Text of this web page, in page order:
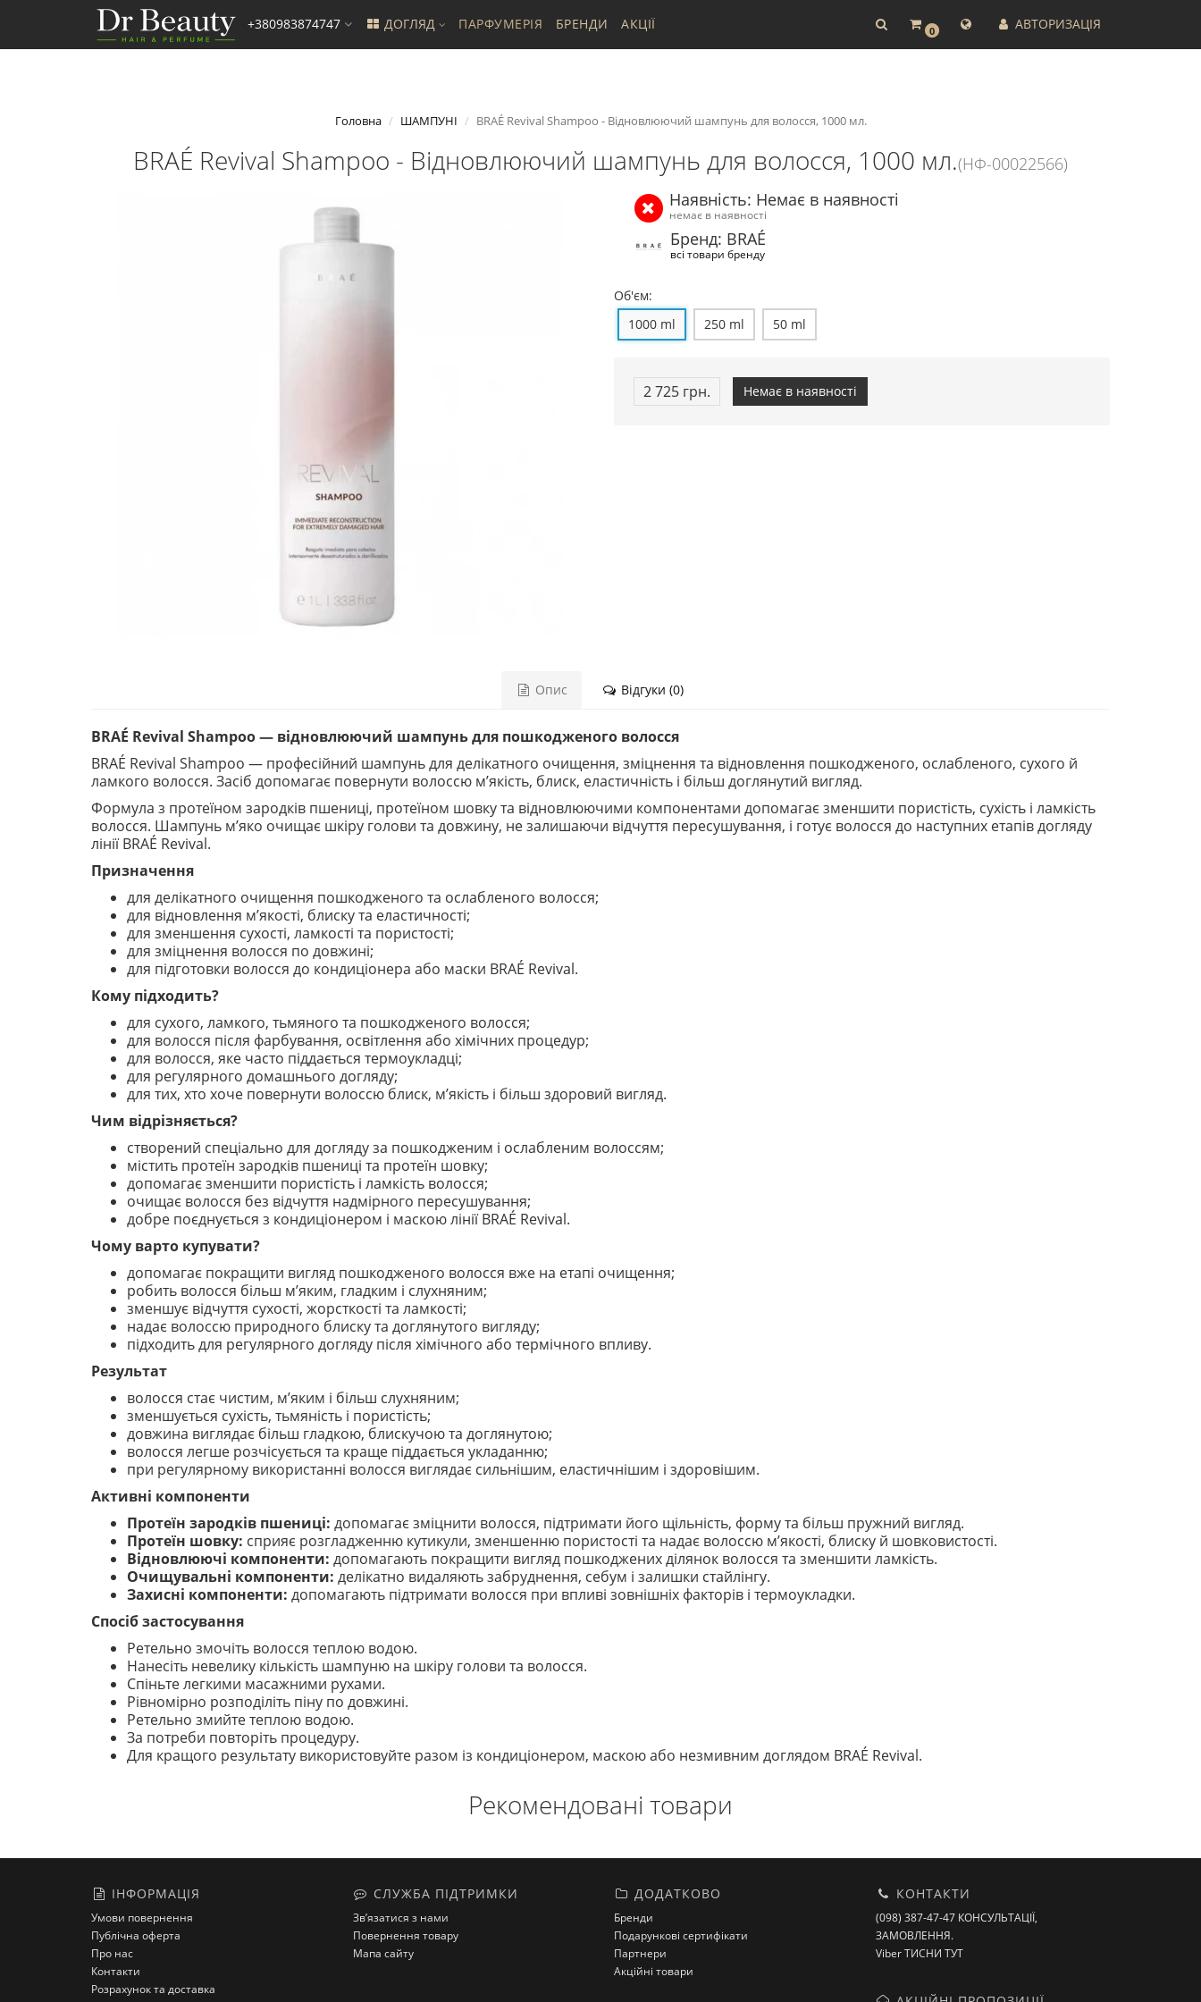
0 АВТОРИЗАЦІЯ
+380983874747 ДОГЛЯД ПАРФУМЕРІЯ БРЕНДИ АКЦІЇ
Головна ШАМПУНІ BRAÉ Revival Shampoo - Відновлюючий шампунь для волосся, 1000 мл.
BRAÉ Revival Shampoo - Відновлюючий шампунь для волосся, 1000 мл.(НФ-00022566)
Наявність: Немає в наявності
немає в наявності
Бренд: BRAÉ
всі товари бренду
Об'єм:
1000 ml
250 ml 50 ml
2 725 грн. Немає в наявності
Опис Відгуки (0)
BRAÉ Revival Shampoo — відновлюючий шампунь для пошкодженого волосся
BRAÉ Revival Shampoo — професійний шампунь для делікатного очищення, зміцнення та відновлення пошкодженого, ослабленого, сухого й
ламкого волосся. Засіб допомагає повернути волоссю м’якість, блиск, еластичність і більш доглянутий вигляд.
Формула з протеїном зародків пшениці, протеїном шовку та відновлюючими компонентами допомагає зменшити пористість, сухість і ламкість
волосся. Шампунь м’яко очищає шкіру голови та довжину, не залишаючи відчуття пересушування, і готує волосся до наступних етапів догляду
лінії BRAÉ Revival.
Призначення
для делікатного очищення пошкодженого та ослабленого волосся;
для відновлення м’якості, блиску та еластичності;
для зменшення сухості, ламкості та пористості;
для зміцнення волосся по довжині;
для підготовки волосся до кондиціонера або маски BRAÉ Revival.
Кому підходить?
для сухого, ламкого, тьмяного та пошкодженого волосся;
для волосся після фарбування, освітлення або хімічних процедур;
для волосся, яке часто піддається термоукладці;
для регулярного домашнього догляду;
для тих, хто хоче повернути волоссю блиск, м’якість і більш здоровий вигляд.
Чим відрізняється?
створений спеціально для догляду за пошкодженим і ослабленим волоссям;
містить протеїн зародків пшениці та протеїн шовку;
допомагає зменшити пористість і ламкість волосся;
очищає волосся без відчуття надмірного пересушування;
добре поєднується з кондиціонером і маскою лінії BRAÉ Revival.
Чому варто купувати?
допомагає покращити вигляд пошкодженого волосся вже на етапі очищення;
робить волосся більш м’яким, гладким і слухняним;
зменшує відчуття сухості, жорсткості та ламкості;
надає волоссю природного блиску та доглянутого вигляду;
підходить для регулярного догляду після хімічного або термічного впливу.
Результат
волосся стає чистим, м’яким і більш слухняним;
зменшується сухість, тьмяність і пористість;
довжина виглядає більш гладкою, блискучою та доглянутою;
волосся легше розчісується та краще піддається укладанню;
при регулярному використанні волосся виглядає сильнішим, еластичнішим і здоровішим.
Активні компоненти
Протеїн зародків пшениці: допомагає зміцнити волосся, підтримати його щільність, форму та більш пружний вигляд.
Протеїн шовку: сприяє розгладженню кутикули, зменшенню пористості та надає волоссю м’якості, блиску й шовковистості.
Відновлюючі компоненти: допомагають покращити вигляд пошкоджених ділянок волосся та зменшити ламкість.
Очищувальні компоненти: делікатно видаляють забруднення, себум і залишки стайлінгу.
Захисні компоненти: допомагають підтримати волосся при впливі зовнішніх факторів і термоукладки.
Спосіб застосування
Ретельно змочіть волосся теплою водою.
Нанесіть невелику кількість шампуню на шкіру голови та волосся.
Спіньте легкими масажними рухами.
Рівномірно розподіліть піну по довжині.
Ретельно змийте теплою водою.
За потреби повторіть процедуру.
Для кращого результату використовуйте разом із кондиціонером, маскою або незмивним доглядом BRAÉ Revival.
Рекомендовані товари
ІНФОРМАЦІЯ
Умови повернення
Публічна оферта
Про нас
Контакти
Розрахунок та доставка
СЛУЖБА ПІДТРИМКИ
Зв’язатися з нами
Повернення товару
Мапа сайту
ДОДАТКОВО
Бренди
Подарункові сертифікати
Партнери
Акційні товари
КОНТАКТИ
(098) 387-47-47 КОНСУЛЬТАЦІЇ,
ЗАМОВЛЕННЯ.
Viber ТИСНИ ТУТ